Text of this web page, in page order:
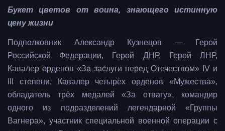
Букет цветов от воина, знающего истинную
цену жизни
Подполковник Александр Кузнецов — Герой
Российской Федерации, Герой ДНР, Герой ЛНР,
Кавалер орденов «За заслуги перед Отечеством» IV и
III степени, Кавалер четырёх орденов «Мужества»,
обладатель трёх медалей «За отвагу», командир
одного из подразделений легендарной «Группы
Вагнера», участник специальной военной операции с